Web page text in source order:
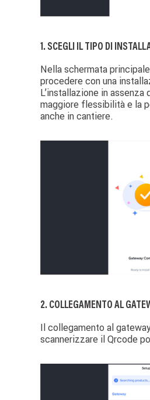
1. SCEGLI IL TIPO DI
Nella schermata
procedere con una
L’installazione in
maggiore flessibilità e la
anche in cantiere.
2. COLLEGAMENTO AL
Il collegamento al
scannerizzare il Qrcode